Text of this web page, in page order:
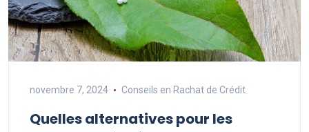
novembre 7, 2024 Conseils en Rachat de Crédit
Quelles alternatives pour les